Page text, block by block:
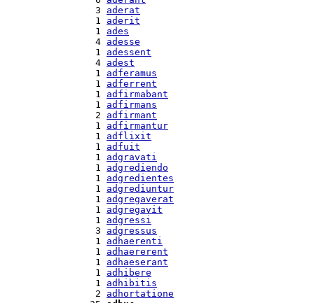
  3
aderat
  1
aderit
  1
ades
  4
adesse
  1
adessent
  4
adest
  1
adferamus
  1
adferrent
  1
adfirmabant
  1
adfirmans
  2
adfirmant
  1
adfirmantur
  1
adflixit
  1
adfuit
  1
adgravati
  1
adgrediendo
  1
adgredientes
  1
adgrediuntur
  1
adgregaverat
  1
adgregavit
  1
adgressi
  3
adgressus
  1
adhaerenti
  1
adhaererent
  1
adhaeserant
  1
adhibere
  1
adhibitis
  2
adhortatione